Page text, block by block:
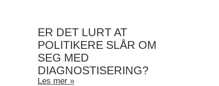
ER DET LURT AT
POLITIKERE SLÅR OM
SEG MED
DIAGNOSTISERING?
Les mer »